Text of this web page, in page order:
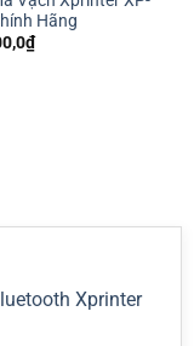
Hãng
₫
Xprinter